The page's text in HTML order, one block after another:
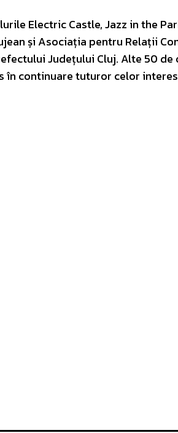
Electric Castle, Jazz in the
și Asociația pentru Relații
Județului Cluj. Alte 50 de
în continuare tuturor celor